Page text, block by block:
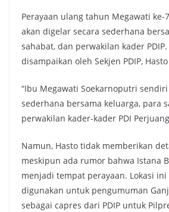
Perayaan ulang tahun Megawati
akan digelar secara sederhana
sahabat, dan perwakilan kader
disampaikan oleh Sekjen PDIP,
“Ibu Megawati Soekarnoputri
sederhana bersama keluarga, para
perwakilan kader-kader PDI
Namun, Hasto tidak memberikan
meskipun ada rumor bahwa Istana
menjadi tempat perayaan. Lokasi
digunakan untuk pengumuman
sebagai capres dari PDIP untuk